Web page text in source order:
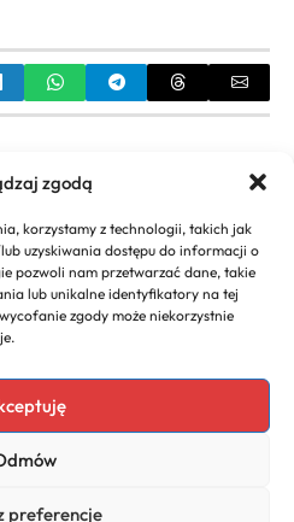
zgodą
korzystamy z technologii, takich jak
uzyskiwania dostępu do informacji o
pozwoli nam przetwarzać dane, takie
lub unikalne identyfikatory na tej
zgody może niekorzystnie
preferencje
do Pracy: Poradnik Stylizacji i
NEXT
na Ślub: Jak Osiągnąć
Perfekcyjny Look?